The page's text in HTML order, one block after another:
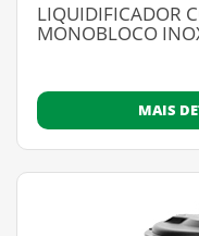
LIQUIDIFICADOR
MONOBLOCO
MAIS